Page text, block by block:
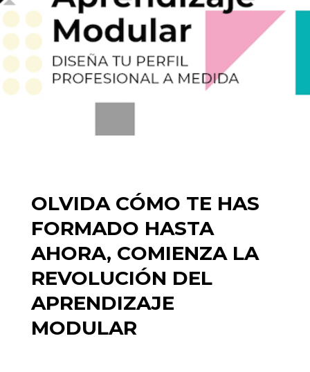
OLVIDA CÓMO TE HAS
FORMADO HASTA
AHORA, COMIENZA LA
REVOLUCIÓN DEL
APRENDIZAJE
MODULAR